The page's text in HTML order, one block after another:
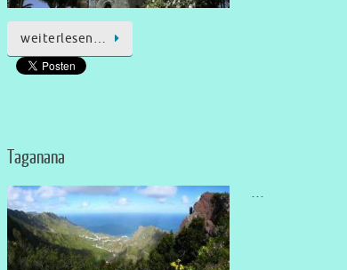
weiterlesen…
Taganana
…